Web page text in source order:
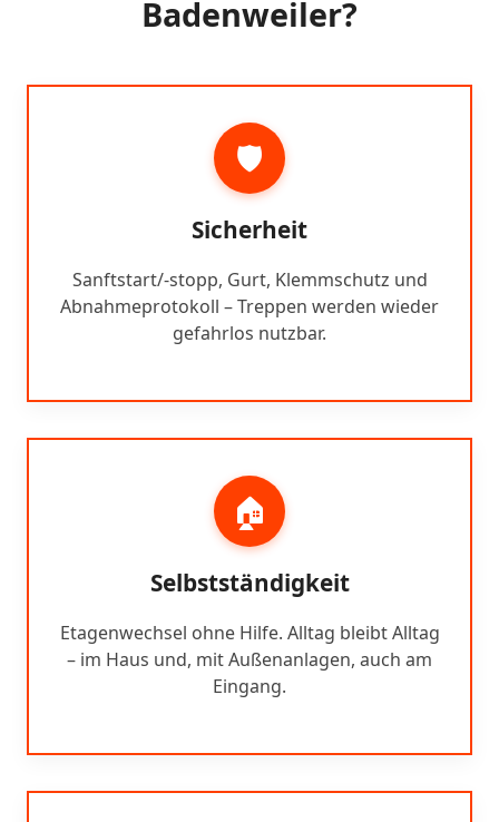
Badenweiler?
🛡️
Sicherheit
Sanftstart/-stopp, Gurt, Klemmschutz und
Abnahmeprotokoll – Treppen werden wieder
gefahrlos nutzbar.
🏠
Selbstständigkeit
Etagenwechsel ohne Hilfe. Alltag bleibt Alltag
– im Haus und, mit Außenanlagen, auch am
Eingang.